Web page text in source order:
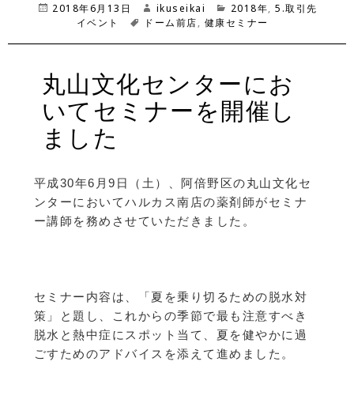
投
2018年6月13日
作
成
ikuseikai
カ
テ
2018年, 5.取引先
イベント
タ
ドーム前店, 健康セミナー
丸山文化センターにお
いてセミナーを開催し
ました
平成30年6月9日（土）、阿倍野区の丸山文化セ
ンターにおいてハルカス南店の薬剤師がセミナ
ー講師を務めさせていただきました。
セミナー内容は、「夏を乗り切るための脱水対
策」と題し、これからの季節で最も注意すべき
脱水と熱中症にスポット当て、夏を健やかに過
ごすためのアドバイスを添えて進めました。